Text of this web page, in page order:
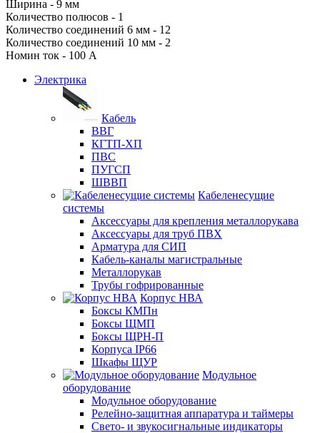
Ширина - 9 мм
Количество полюсов - 1
Количество соединений 6 мм - 12
Количество соединений 10 мм - 2
Номин ток - 100 А
Электрика
Кабель
ВВГ
КГТП-ХП
ПВС
ПУГСП
ШВВП
Кабеленесущие
системы
Аксессуары для крепления металлорукава
Аксессуары для труб ПВХ
Арматура для СИП
Кабель-каналы магистральные
Металлорукав
Трубы гофрированные
Корпус НВА
Боксы КМПн
Боксы ЩМП
Боксы ЩРН-П
Корпуса IP66
Шкафы ЩУР
Модульное
оборудование
Модульное оборудование
Релейно-защитная аппаратура и таймеры
Свето- и звукосигнальные индикаторы